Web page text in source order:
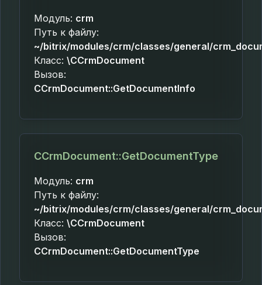
Модуль: crm
Путь к файлу:
~/bitrix/modules/crm/classes/general/
Класс: \CCrmDocument
Вызов:
CCrmDocument::GetDocumentInfo
CCrmDocument::GetDocumentType
Модуль: crm
Путь к файлу:
~/bitrix/modules/crm/classes/general/
Класс: \CCrmDocument
Вызов:
CCrmDocument::GetDocumentType